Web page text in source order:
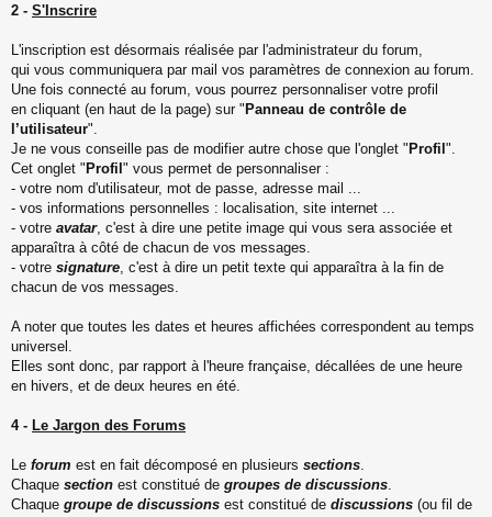
2 - S'Inscrire
L'inscription est désormais réalisée par l'administrateur du forum,
qui vous communiquera par mail vos paramètres de connexion au forum.
Une fois connecté au forum, vous pourrez personnaliser votre profil
en cliquant (en haut de la page) sur "Panneau de contrôle de
l’utilisateur".
Je ne vous conseille pas de modifier autre chose que l'onglet "Profil".
Cet onglet "Profil" vous permet de personnaliser :
- votre nom d'utilisateur, mot de passe, adresse mail ...
- vos informations personnelles : localisation, site internet ...
- votre avatar, c'est à dire une petite image qui vous sera associée et
apparaîtra à côté de chacun de vos messages.
- votre signature , c'est à dire un petit texte qui apparaîtra à la fin de
chacun de vos messages.
A noter que toutes les dates et heures affichées correspondent au temps
universel.
Elles sont donc, par rapport à l'heure française, décallées de une heure
en hivers, et de deux heures en été.
4 - Le Jargon des Forums
Le forum est en fait décomposé en plusieurs sections
Chaque section est constitué de groupes de discussions
Chaque groupe de discussions est constitué de discussions (ou fil de